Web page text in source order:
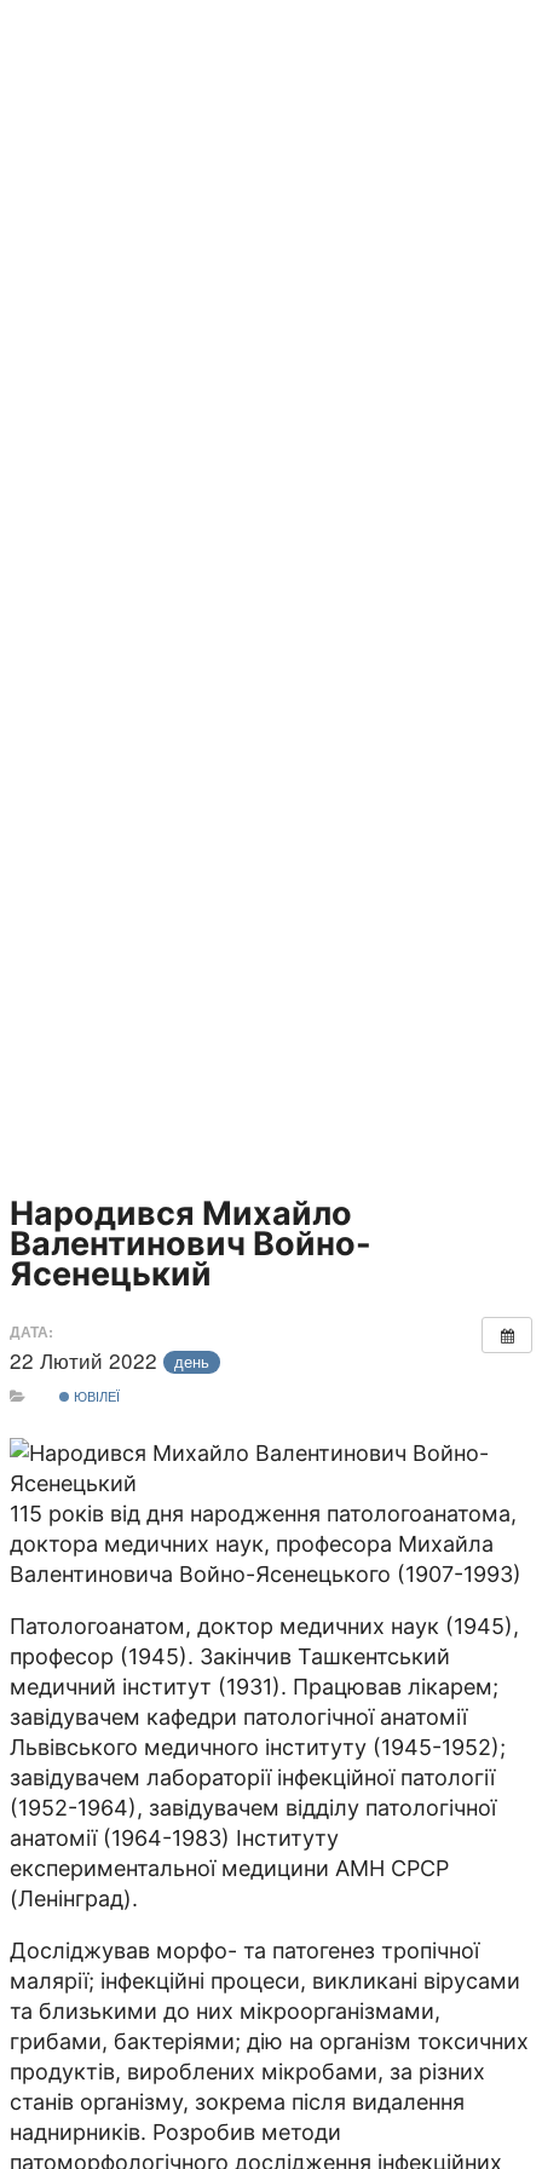
Народився Михайло
Валентинович Войно-
Ясенецький
ДАТА:
22 Лютий 2022 день
ЮВІЛЕЇ
115 років від дня народження патологоанатома,
доктора медичних наук, професора Михайла
Валентиновича Войно-Ясенецького (1907-1993)
Патологоанатом, доктор медичних наук (1945),
професор (1945). Закінчив Ташкентський
медичний інститут (1931). Працював лікарем;
завідувачем кафедри патологічної анатомії
Львівського медичного інституту (1945-1952);
завідувачем лабораторії інфекційної патології
(1952-1964), завідувачем відділу патологічної
анатомії (1964-1983) Інституту
експериментальної медицини АМН СРСР
(Ленінград).
Досліджував морфо- та патогенез тропічної
малярії; інфекційні процеси, викликані вірусами
та близькими до них мікроорганізмами,
грибами, бактеріями; дію на організм токсичних
продуктів, вироблених мікробами, за різних
станів організму, зокрема після видалення
наднирників. Розробив методи
патоморфологічного дослідження інфекційних